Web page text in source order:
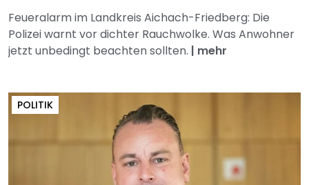
Feueralarm im Landkreis Aichach-Friedberg: Die
Polizei warnt vor dichter Rauchwolke. Was Anwohner
jetzt unbedingt beachten sollten. | mehr
POLITIK